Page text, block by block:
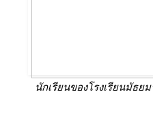
นักเรียนของโรงเรียนมัธย